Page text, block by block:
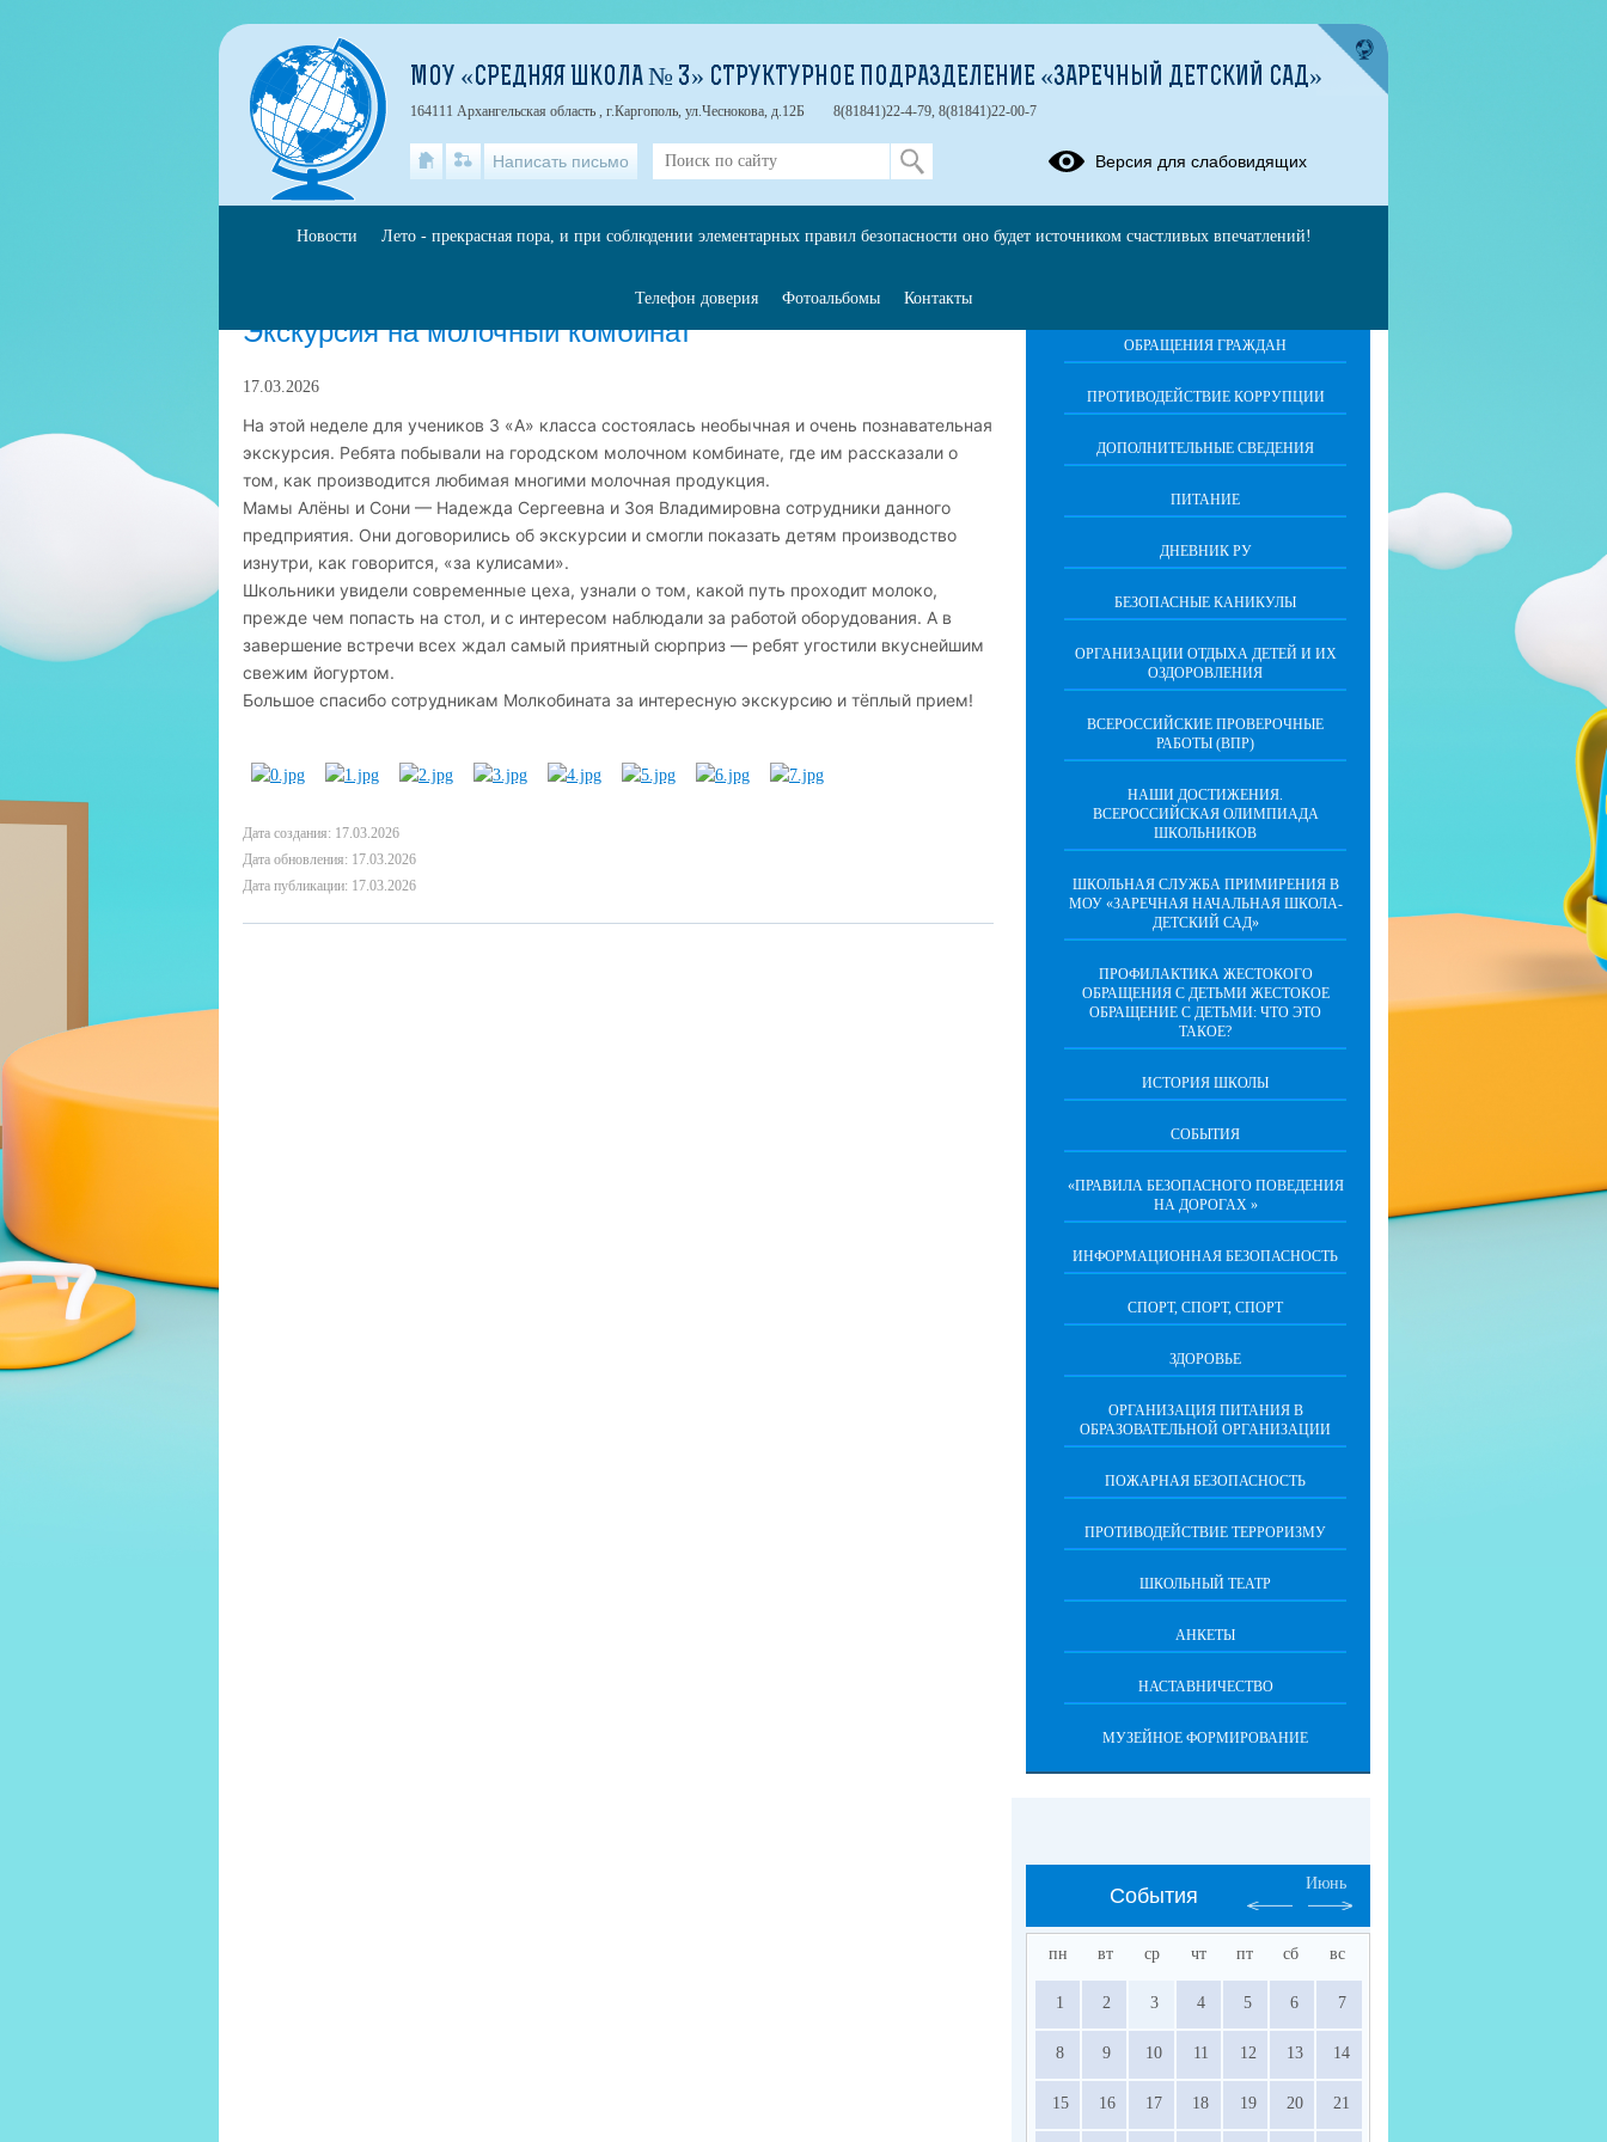
Экскурсия на молочный комбинат
17.03.2026
На этой неделе для учеников 3 «А» класса состоялась необычная и очень познавательная
экскурсия. Ребята побывали на городском молочном комбинате, где им рассказали о
том, как производится любимая многими молочная продукция.
Мамы Алёны и Сони — Надежда Сергеевна и Зоя Владимировна сотрудники данного
предприятия. Они договорились об экскурсии и смогли показать детям производство
изнутри, как говорится, «за кулисами».
Школьники увидели современные цеха, узнали о том, какой путь проходит молоко,
прежде чем попасть на стол, и с интересом наблюдали за работой оборудования. А в
завершение встречи всех ждал самый приятный сюрприз — ребят угостили вкуснейшим
свежим йогуртом.
Большое спасибо сотрудникам Молкобината за интересную экскурсию и тёплый прием!
Дата создания: 17.03.2026
Дата обновления: 17.03.2026
Дата публикации: 17.03.2026
ОБРАЩЕНИЯ ГРАЖДАН
ПРОТИВОДЕЙСТВИЕ КОРРУПЦИИ
ДОПОЛНИТЕЛЬНЫЕ СВЕДЕНИЯ
ПИТАНИЕ
ДНЕВНИК РУ
БЕЗОПАСНЫЕ КАНИКУЛЫ
ОРГАНИЗАЦИИ ОТДЫХА ДЕТЕЙ И ИХ
ОЗДОРОВЛЕНИЯ
ВСЕРОССИЙСКИЕ ПРОВЕРОЧНЫЕ
РАБОТЫ (ВПР)
НАШИ ДОСТИЖЕНИЯ.
ВСЕРОССИЙСКАЯ ОЛИМПИАДА
ШКОЛЬНИКОВ
ШКОЛЬНАЯ СЛУЖБА ПРИМИРЕНИЯ В
МОУ «ЗАРЕЧНАЯ НАЧАЛЬНАЯ ШКОЛА-
ДЕТСКИЙ САД»
ПРОФИЛАКТИКА ЖЕСТОКОГО
ОБРАЩЕНИЯ С ДЕТЬМИ ЖЕСТОКОЕ
ОБРАЩЕНИЕ С ДЕТЬМИ: ЧТО ЭТО
ТАКОЕ?
ИСТОРИЯ ШКОЛЫ
СОБЫТИЯ
«ПРАВИЛА БЕЗОПАСНОГО ПОВЕДЕНИЯ
НА ДОРОГАХ »
ИНФОРМАЦИОННАЯ БЕЗОПАСНОСТЬ
СПОРТ, СПОРТ, СПОРТ
ЗДОРОВЬЕ
ОРГАНИЗАЦИЯ ПИТАНИЯ В
ОБРАЗОВАТЕЛЬНОЙ ОРГАНИЗАЦИИ
ПОЖАРНАЯ БЕЗОПАСНОСТЬ
ПРОТИВОДЕЙСТВИЕ ТЕРРОРИЗМУ
ШКОЛЬНЫЙ ТЕАТР
АНКЕТЫ
НАСТАВНИЧЕСТВО
МУЗЕЙНОЕ ФОРМИРОВАНИЕ
События
Июнь
пн вт ср чт пт сб вс
1 2 3 4 5 6 7
8 9 10 11 12 13 14
15 16 17 18 19 20 21
МОУ «СРЕДНЯЯ ШКОЛА № 3» СТРУКТУРНОЕ ПОДРАЗДЕЛЕНИЕ «ЗАРЕЧНЫЙ ДЕТСКИЙ САД»
164111 Архангельская область , г.Каргополь, ул.Чеснокова, д.12Б 8(81841)22-4-79, 8(81841)22-00-7
Написать письмо Версия для слабовидящих
Новости Лето - прекрасная пора, и при соблюдении элементарных правил безопасности оно будет источником счастливых впечатлений!
Телефон доверия Фотоальбомы Контакты